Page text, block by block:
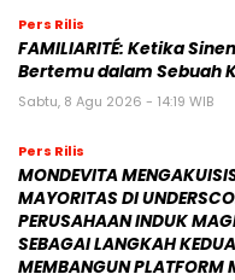
Pers Rilis
FAMILIARITÉ: Ketika
Bertemu dalam Sebuah
Sabtu, 8 Agu 2026 - 14:19 WIB
Pers Rilis
MONDEVITA
MAYORITAS DI
PERUSAHAAN INDUK
SEBAGAI LANGKAH
MEMBANGUN PLATFORM